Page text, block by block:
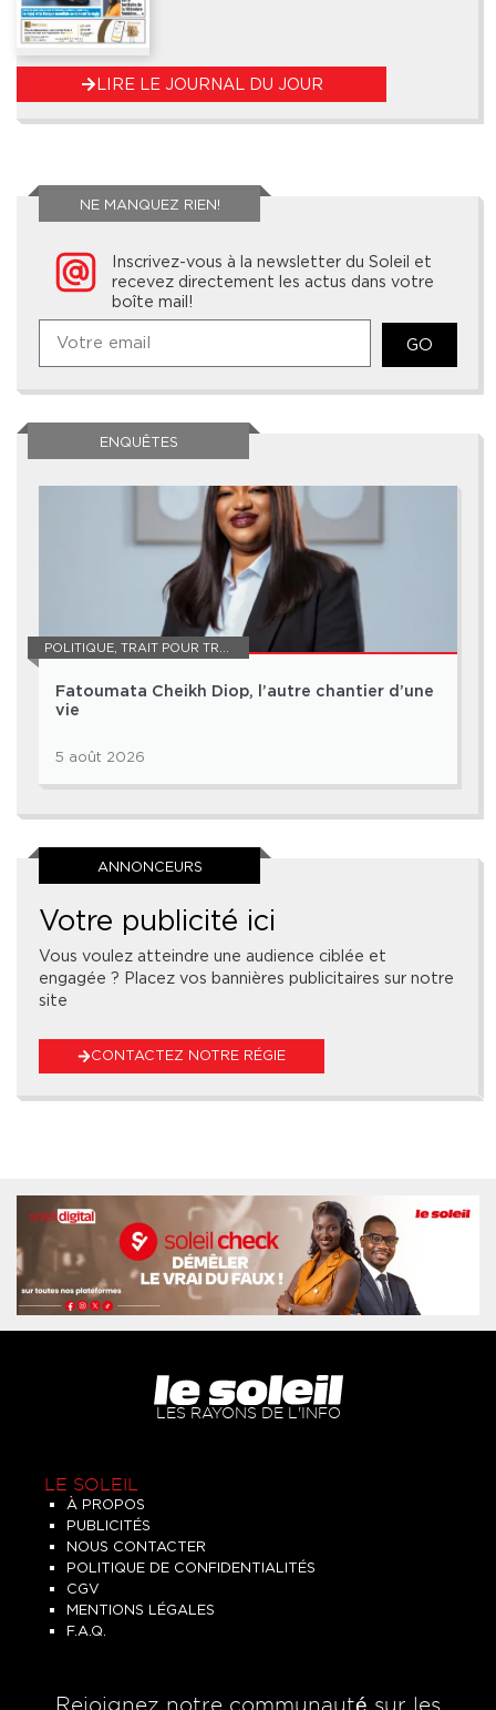
LIRE LE JOURNAL DU JOUR
NE MANQUEZ RIEN!
Inscrivez-vous à la newsletter du Soleil et
recevez directement les actus dans votre
boîte mail!
GO
ENQUÊTES
POLITIQUE, TRAIT POUR TRAIT
Fatoumata Cheikh Diop, l’autre chantier d’une
vie
5 août 2026
ANNONCEURS
Votre publicité ici
Vous voulez atteindre une audience ciblée et
engagée ? Placez vos bannières publicitaires sur notre
site
CONTACTEZ NOTRE RÉGIE
LES RAYONS DE L'INFO
LE SOLEIL
À PROPOS
PUBLICITÉS
NOUS CONTACTER
POLITIQUE DE CONFIDENTIALITÉS
CGV
MENTIONS LÉGALES
F.A.Q.
Rejoignez notre communauté sur les